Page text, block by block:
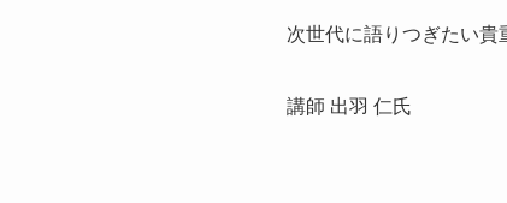
次世代に語りつぎたい貴
講師 出羽 仁氏